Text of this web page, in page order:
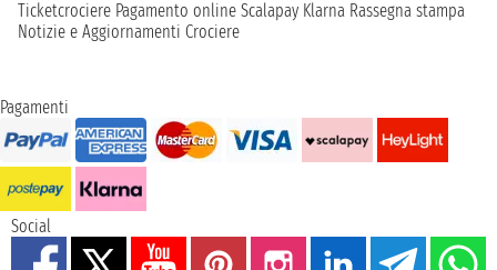
Ticketcrociere Pagamento online Scalapay Klarna Rassegna stampa
Notizie e Aggiornamenti Crociere
Pagamenti
Social